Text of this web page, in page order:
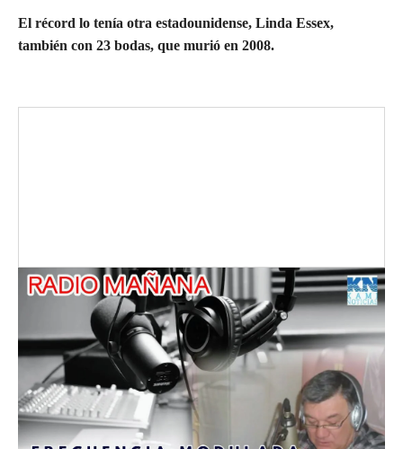
El récord lo tenía otra estadounidense, Linda Essex,
también con 23 bodas, que murió en 2008.